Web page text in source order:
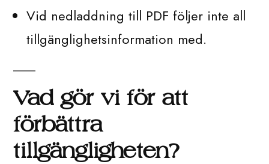
Vid nedladdning till PDF följer inte all
tillgänglighetsinformation med.
Vad gör vi för att
förbättra
tillgängligheten?